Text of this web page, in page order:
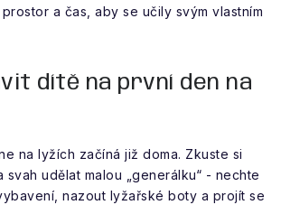
a čas, aby se učily svým vlastním
dítě na první den na
na lyžích začíná již doma. Zkuste si
udělat malou „generálku“ - nechte
nazout lyžařské boty a projít se